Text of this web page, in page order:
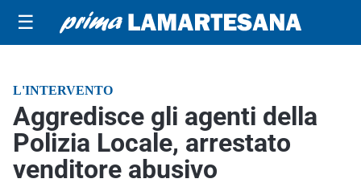
☰
L'INTERVENTO
Aggredisce gli agenti della
Polizia Locale, arrestato
venditore abusivo